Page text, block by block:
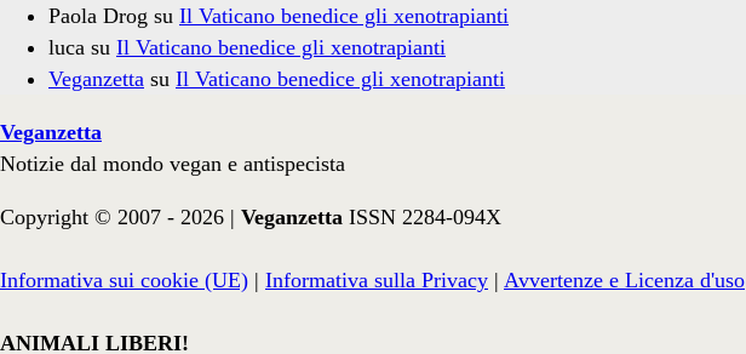
Paola Drog su Il Vaticano benedice gli xenotrapianti
luca su Il Vaticano benedice gli xenotrapianti
Veganzetta su Il Vaticano benedice gli xenotrapianti
Veganzetta
Notizie dal mondo vegan e antispecista
Copyright © 2007 - 2026 | Veganzetta ISSN 2284-094X
Informativa sui cookie (UE) | Informativa sulla Privacy | Avvertenze e Licenza d'uso
ANIMALI LIBERI!